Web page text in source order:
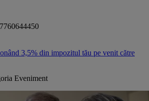
3,5% din impozitul tău pe venit către
Eveniment